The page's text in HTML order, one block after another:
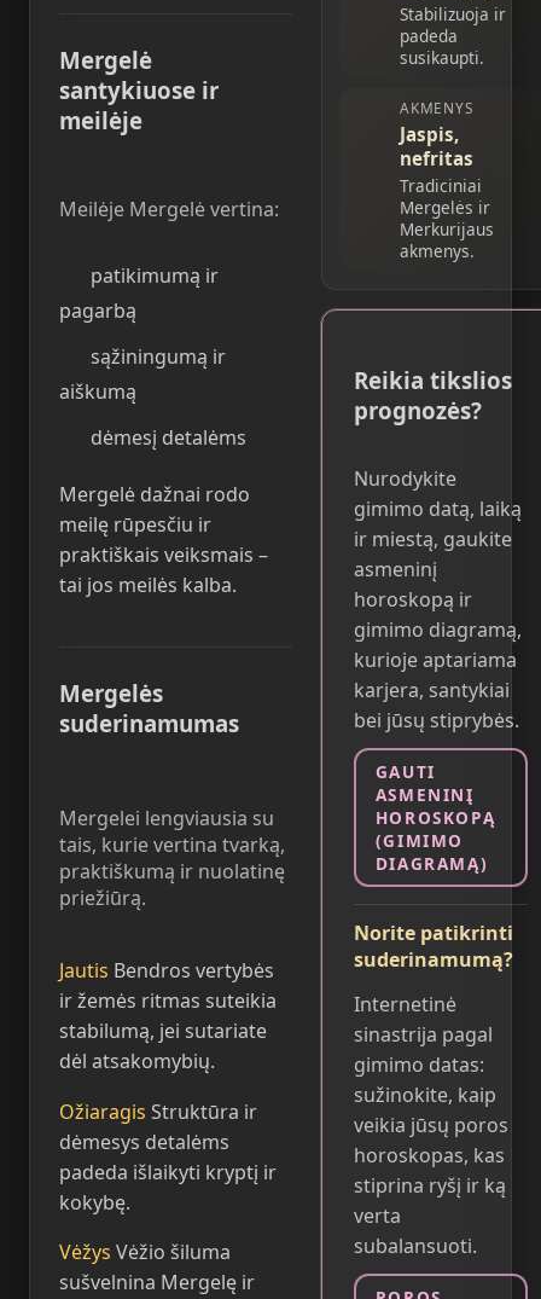
Mergelė
santykiuose ir
meilėje
Meilėje Mergelė vertina:
patikimumą ir
pagarbą
sąžiningumą ir
aiškumą
dėmesį detalėms
Mergelė dažnai rodo
meilę rūpesčiu ir
praktiškais veiksmais –
tai jos meilės kalba.
Mergelės
suderinamumas
Mergelei lengviausia su
tais, kurie vertina tvarką,
praktiškumą ir nuolatinę
priežiūrą.
Jautis Bendros vertybės
ir žemės ritmas suteikia
stabilumą, jei sutariate
dėl atsakomybių.
Ožiaragis Struktūra ir
dėmesys detalėms
padeda išlaikyti kryptį ir
kokybę.
Vėžys Vėžio šiluma
sušvelnina Mergelę ir
Stabilizuoja ir
padeda
susikaupti.
AKMENYS
Jaspis,
nefritas
Tradiciniai
Mergelės ir
Merkurijaus
akmenys.
Reikia tikslios
prognozės?
Nurodykite
gimimo datą, laiką
ir miestą, gaukite
asmeninį
horoskopą ir
gimimo diagramą,
kurioje aptariama
karjera, santykiai
bei jūsų stiprybės.
GAUTI
ASMENINĮ
HOROSKOPĄ
(GIMIMO
DIAGRAMĄ)
Norite patikrinti
suderinamumą?
Internetinė
sinastrija pagal
gimimo datas:
sužinokite, kaip
veikia jūsų poros
horoskopas, kas
stiprina ryšį ir ką
verta
subalansuoti.